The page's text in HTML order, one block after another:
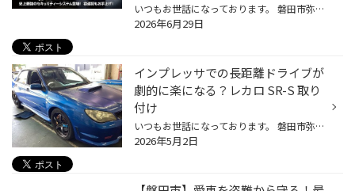
いつもお世話になっております。 磐田市弥藤太島にあります、ブリヂストンタイヤの専門店「タイヤ館 磐田」です。 【磐田 浜松 袋井 掛川 菊川 御前崎】のお客様、 いつもご来店頂き、誠にありがとうございます。m(_ _)m タイヤ館アプリダウンロードでお得にタイヤGET‼ こちらから 1. 最近の盗難事...
2026年6月29日
インプレッサでの長距離ドライブが
劇的に楽になる？レカロ SR-S 取り
付け
いつもお世話になっております。 磐田市弥藤太島にあります、ブリヂストンタイヤの専門店タイヤ館 磐田」です。 【磐田 浜松 袋井 掛川 菊川 御前崎】のお客様、 いつもご来店頂き、誠にありがとうございます。m(_ _)m タイヤ館アプリダウンロードでお得にタイヤGET‼ こちらから RECARO SR-S お車の...
2026年5月2日